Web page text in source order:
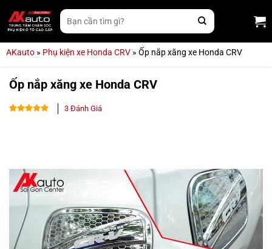
qua
nội
Tìm
kiếm:
AKauto » Phụ kiện xe Honda CRV » Ốp nắp xăng xe Honda CRV
Ốp nắp xăng xe Honda CRV
3Đánh Giá